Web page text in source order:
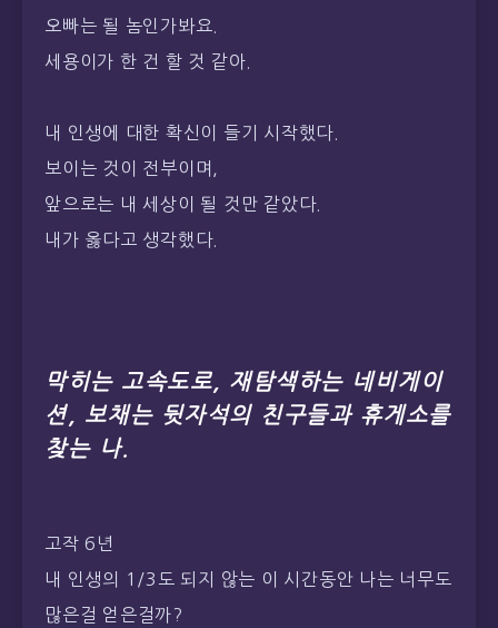
오빠는 될 놈인가봐요.
세용이가 한 건 할 것 같아.
내 인생에 대한 확신이 들기 시작했다.
보이는 것이 전부이며,
앞으로는 내 세상이 될 것만 같았다.
내가 옳다고 생각했다.
막히는 고속도로, 재탐색하는 네비게이
션, 보채는 뒷자석의 친구들과 휴게소를
찾는 나.
고작 6년
내 인생의 1/3도 되지 않는 이 시간동안 나는 너무도
많은걸 얻은걸까?